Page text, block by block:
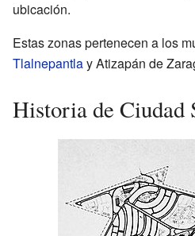
ubicación.
Estas zonas pertenecen a los
Tlalnepantlay Atizapán de
Historia de Ciudad